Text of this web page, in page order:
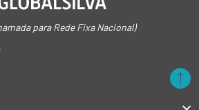
para Rede Fixa Nacional)